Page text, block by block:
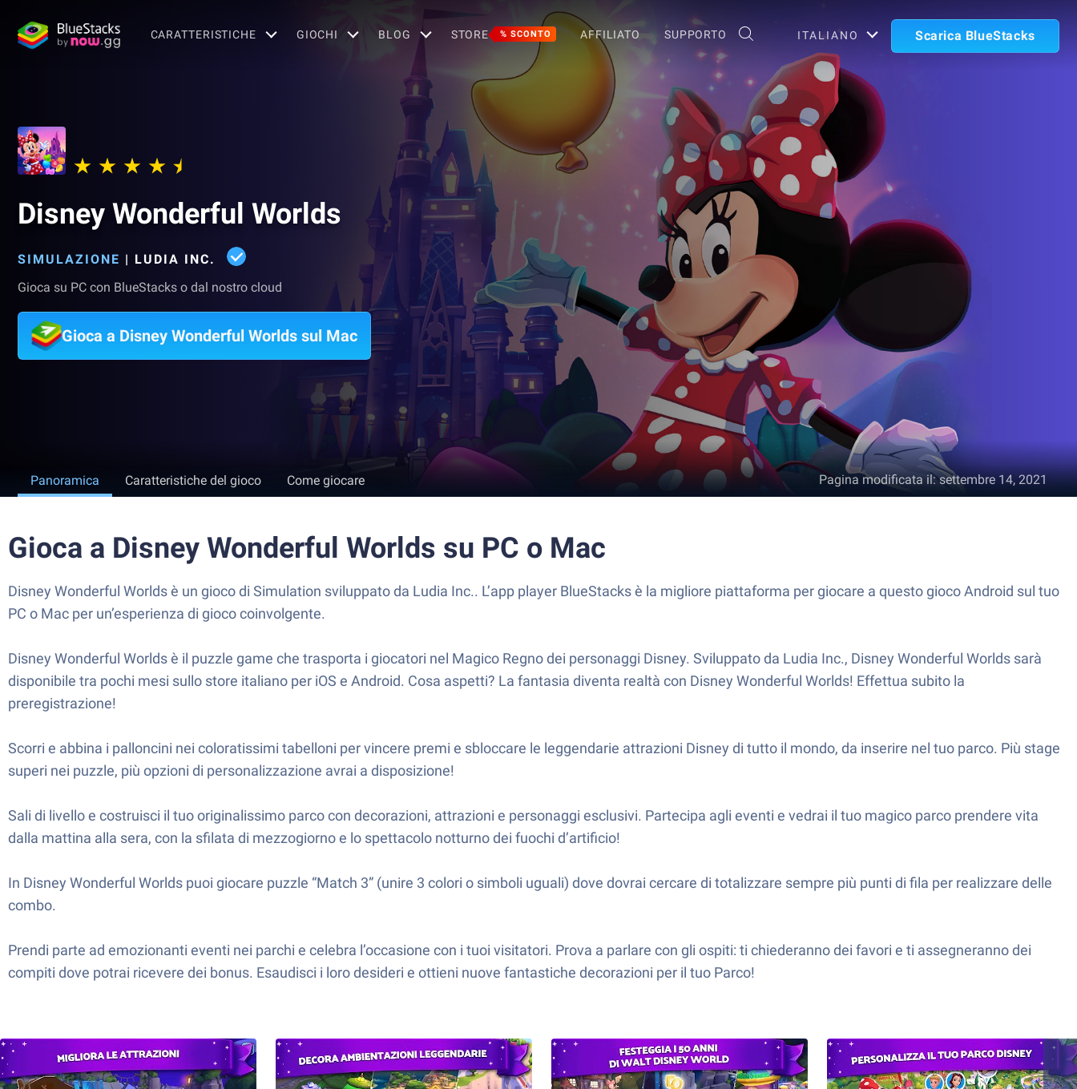
CARATTERISTICHE GIOCHI BLOG STORE % SCONTO AFFILIATO SUPPORTO ITALIANO Scarica BlueStacks
Disney Wonderful Worlds
SIMULAZIONE | LUDIA INC.
Gioca su PC con BlueStacks o dal nostro cloud
Gioca a Disney Wonderful Worlds sul Mac
Panoramica Caratteristiche del gioco Come giocare Pagina modificata il:settembre 14, 2021
Gioca a Disney Wonderful Worlds su PC o Mac
Disney Wonderful Worlds è un gioco di Simulation sviluppato da Ludia Inc.. L’app player BlueStacks è la migliore piattaforma per giocare a questo gioco Android sul tuo
PC o Mac per un’esperienza di gioco coinvolgente.
Disney Wonderful Worlds è il puzzle game che trasporta i giocatori nel Magico Regno dei personaggi Disney. Sviluppato da Ludia Inc., Disney Wonderful Worlds sarà
disponibile tra pochi mesi sullo store italiano per iOS e Android. Cosa aspetti? La fantasia diventa realtà con Disney Wonderful Worlds! Effettua subito la
preregistrazione!
Scorri e abbina i palloncini nei coloratissimi tabelloni per vincere premi e sbloccare le leggendarie attrazioni Disney di tutto il mondo, da inserire nel tuo parco. Più stage
superi nei puzzle, più opzioni di personalizzazione avrai a disposizione!
Sali di livello e costruisci il tuo originalissimo parco con decorazioni, attrazioni e personaggi esclusivi. Partecipa agli eventi e vedrai il tuo magico parco prendere vita
dalla mattina alla sera, con la sfilata di mezzogiorno e lo spettacolo notturno dei fuochi d’artificio!
In Disney Wonderful Worlds puoi giocare puzzle “Match 3” (unire 3 colori o simboli uguali) dove dovrai cercare di totalizzare sempre più punti di fila per realizzare delle
combo.
Prendi parte ad emozionanti eventi nei parchi e celebra l’occasione con i tuoi visitatori. Prova a parlare con gli ospiti: ti chiederanno dei favori e ti assegneranno dei
compiti dove potrai ricevere dei bonus. Esaudisci i loro desideri e ottieni nuove fantastiche decorazioni per il tuo Parco!